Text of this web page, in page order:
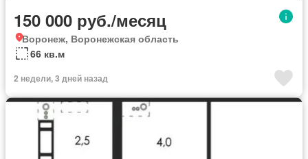
150 000 руб./месяц
Воронеж, Воронежская область
66 кв.м
2 недели, 3 дней назад